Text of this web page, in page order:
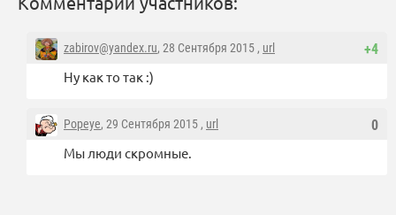
+4
zabirov@yandex.ru, 28 Сентября 2015 , url
Ну как то так :)
0
Popeye, 29 Сентября 2015 , url
Мы люди скромные.